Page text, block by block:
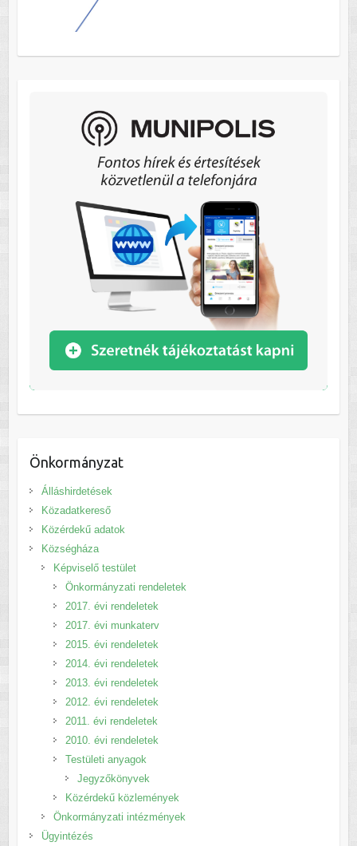
Önkormányzat
Álláshirdetések
Közadatkereső
Közérdekű adatok
Községháza
Képviselő testület
Önkormányzati rendeletek
2017. évi rendeletek
2017. évi munkaterv
2015. évi rendeletek
2014. évi rendeletek
2013. évi rendeletek
2012. évi rendeletek
2011. évi rendeletek
2010. évi rendeletek
Testületi anyagok
Jegyzőkönyvek
Közérdekű közlemények
Önkormányzati intézmények
Ügyintézés